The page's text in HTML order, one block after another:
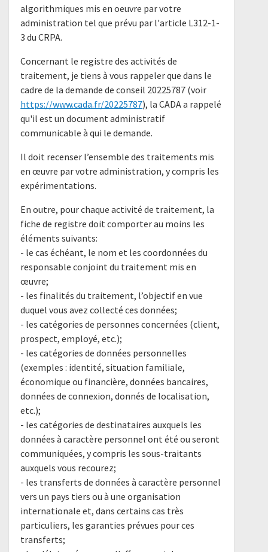
algorithmiques mis en oeuvre par votre
administration tel que prévu par l'article L312-1-
3 du CRPA.
Concernant le registre des activités de
traitement, je tiens à vous rappeler que dans le
cadre de la demande de conseil 20225787 (voir
https://www.cada.fr/20225787), la CADA a rappelé
qu'il est un document administratif
communicable à qui le demande.
Il doit recenser l’ensemble des traitements mis
en œuvre par votre administration, y compris les
expérimentations.
En outre, pour chaque activité de traitement, la
fiche de registre doit comporter au moins les
éléments suivants:
- le cas échéant, le nom et les coordonnées du
responsable conjoint du traitement mis en
œuvre;
- les finalités du traitement, l’objectif en vue
duquel vous avez collecté ces données;
- les catégories de personnes concernées (client,
prospect, employé, etc.);
- les catégories de données personnelles
(exemples : identité, situation familiale,
économique ou financière, données bancaires,
données de connexion, donnés de localisation,
etc.);
- les catégories de destinataires auxquels les
données à caractère personnel ont été ou seront
communiquées, y compris les sous-traitants
auxquels vous recourez;
- les transferts de données à caractère personnel
vers un pays tiers ou à une organisation
internationale et, dans certains cas très
particuliers, les garanties prévues pour ces
transferts;